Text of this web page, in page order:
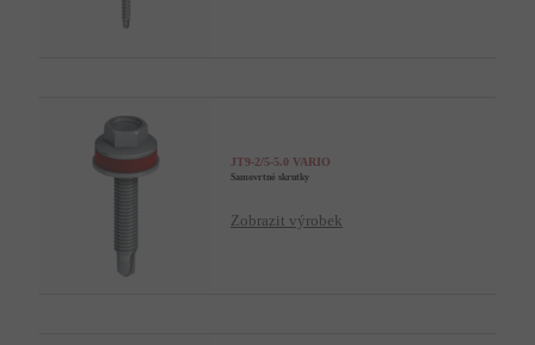
JT9-2/5-5.0 VARIO
Samovrtné skrutky
Zobrazit výrobek